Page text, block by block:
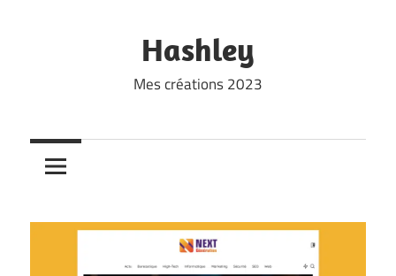
Hashley
Mes créations 2023